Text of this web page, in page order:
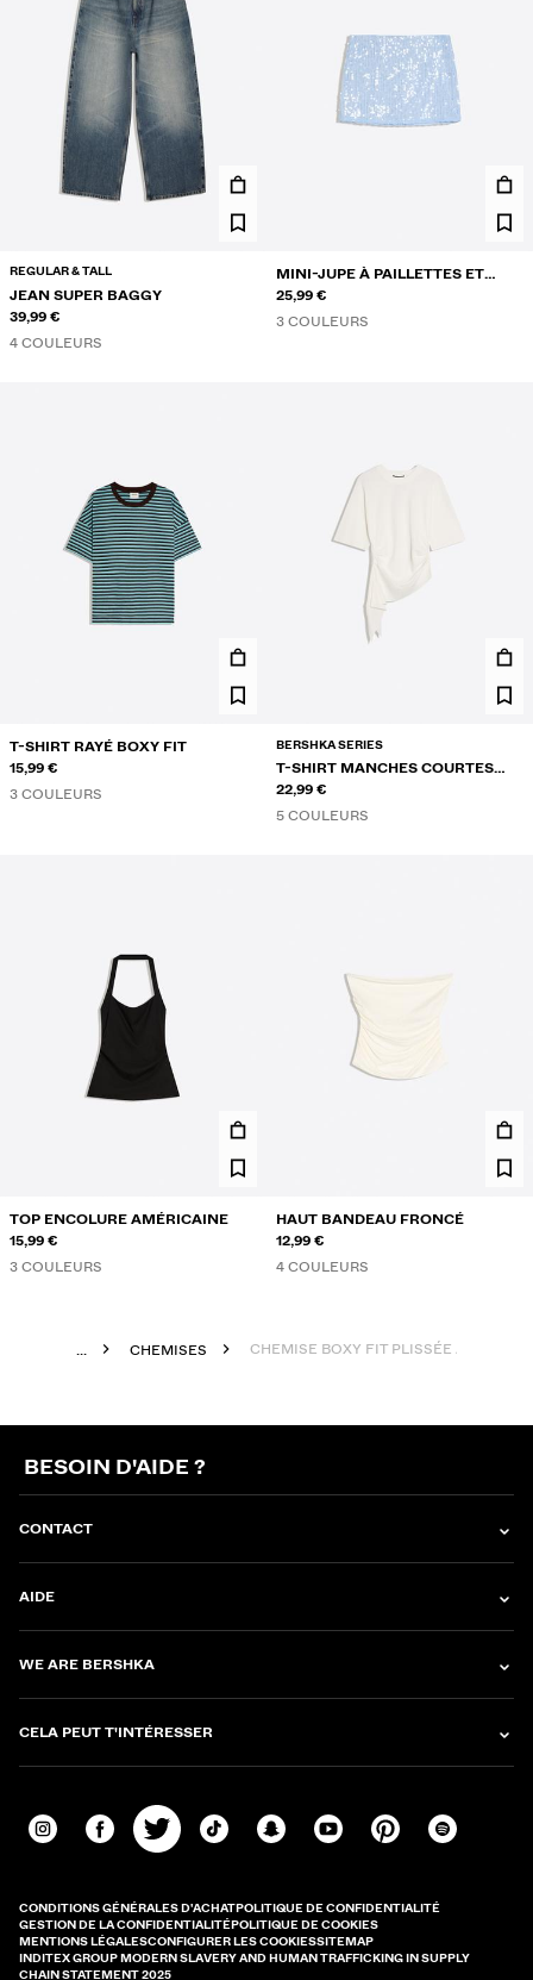
REGULAR & TALL
JEAN SUPER BAGGY
39,99 €
4 COULEURS
MINI-JUPE À PAILLETTES ET
DENTELLE
25,99 €
3 COULEURS
T-SHIRT RAYÉ BOXY FIT
15,99 €
3 COULEURS
BERSHKA SERIES
T-SHIRT MANCHES COURTES
FRONCÉ
22,99 €
5 COULEURS
TOP ENCOLURE AMÉRICAINE
15,99 €
3 COULEURS
HAUT BANDEAU FRONCÉ
12,99 €
4 COULEURS
... CHEMISES CHEMISE BOXY FIT PLISSÉE À
BESOIN D'AIDE ?
CONTACT
AIDE
WE ARE BERSHKA
CELA PEUT T'INTÉRESSER
CONDITIONS GÉNÉRALES D'ACHATPOLITIQUE DE CONFIDENTIALITÉ
GESTION DE LA CONFIDENTIALITÉPOLITIQUE DE COOKIES
MENTIONS LÉGALESCONFIGURER LES COOKIESSITEMAP
INDITEX GROUP MODERN SLAVERY AND HUMAN TRAFFICKING IN SUPPLY
CHAIN STATEMENT 2025